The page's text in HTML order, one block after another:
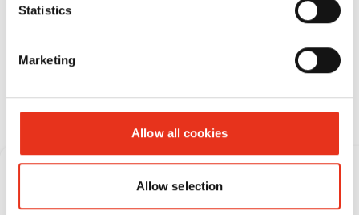
Statistics
Marketing
Allow all cookies
Allow selection
Verbruiksmateriaal